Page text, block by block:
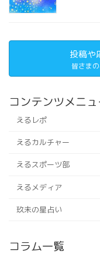
投稿や
皆さま
コンテンツメニ
えるレポ
えるカルチャー
えるスポーツ部
えるメディア
玖未の星占い
コラム一覧